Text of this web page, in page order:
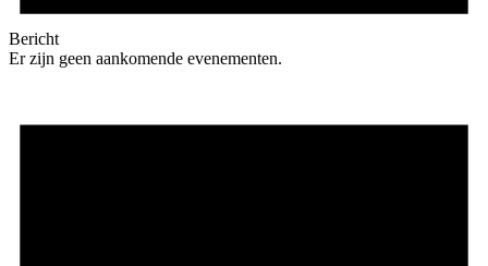
Bericht
Er zijn geen aankomende evenementen.